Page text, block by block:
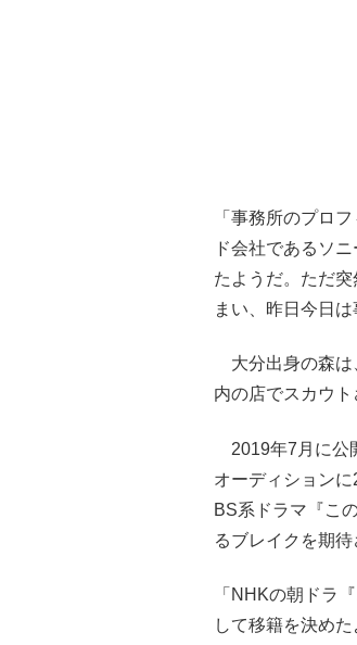
「事務所のプロ
ド会社であるソ
たようだ。ただ
まい、昨日今日
大分出身の森は
内の店でスカウト
2019年7月に公
オーディション
BS系ドラマ『こ
るブレイクを期
「NHKの朝ドラ
して移籍を決め